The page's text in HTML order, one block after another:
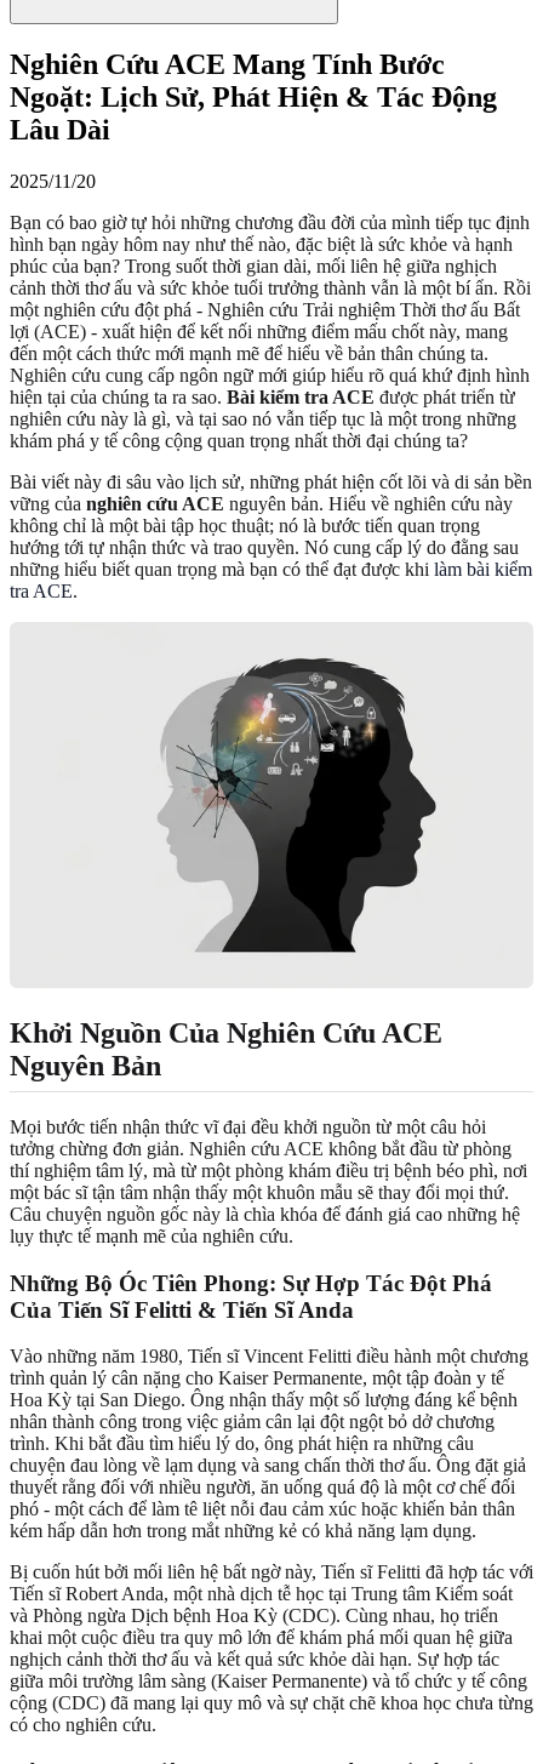
Nghiên Cứu ACE Mang Tính Bước
Ngoặt: Lịch Sử, Phát Hiện & Tác Động
Lâu Dài
2025/11/20
Bạn có bao giờ tự hỏi những chương đầu đời của mình tiếp tục định
hình bạn ngày hôm nay như thế nào, đặc biệt là sức khỏe và hạnh
phúc của bạn? Trong suốt thời gian dài, mối liên hệ giữa nghịch
cảnh thời thơ ấu và sức khỏe tuổi trưởng thành vẫn là một bí ẩn. Rồi
một nghiên cứu đột phá - Nghiên cứu Trải nghiệm Thời thơ ấu Bất
lợi (ACE) - xuất hiện để kết nối những điểm mấu chốt này, mang
đến một cách thức mới mạnh mẽ để hiểu về bản thân chúng ta.
Nghiên cứu cung cấp ngôn ngữ mới giúp hiểu rõ quá khứ định hình
hiện tại của chúng ta ra sao. Bài kiểm tra ACE được phát triển từ
nghiên cứu này là gì, và tại sao nó vẫn tiếp tục là một trong những
khám phá y tế công cộng quan trọng nhất thời đại chúng ta?
Bài viết này đi sâu vào lịch sử, những phát hiện cốt lõi và di sản bền
vững của nghiên cứu ACE nguyên bản. Hiểu về nghiên cứu này
không chỉ là một bài tập học thuật; nó là bước tiến quan trọng
hướng tới tự nhận thức và trao quyền. Nó cung cấp lý do đằng sau
những hiểu biết quan trọng mà bạn có thể đạt được khi làm bài kiểm
tra ACE.
Khởi Nguồn Của Nghiên Cứu ACE
Nguyên Bản
Mọi bước tiến nhận thức vĩ đại đều khởi nguồn từ một câu hỏi
tưởng chừng đơn giản. Nghiên cứu ACE không bắt đầu từ phòng
thí nghiệm tâm lý, mà từ một phòng khám điều trị bệnh béo phì, nơi
một bác sĩ tận tâm nhận thấy một khuôn mẫu sẽ thay đổi mọi thứ.
Câu chuyện nguồn gốc này là chìa khóa để đánh giá cao những hệ
lụy thực tế mạnh mẽ của nghiên cứu.
Những Bộ Óc Tiên Phong: Sự Hợp Tác Đột Phá
Của Tiến Sĩ Felitti & Tiến Sĩ Anda
Vào những năm 1980, Tiến sĩ Vincent Felitti điều hành một chương
trình quản lý cân nặng cho Kaiser Permanente, một tập đoàn y tế
Hoa Kỳ tại San Diego. Ông nhận thấy một số lượng đáng kể bệnh
nhân thành công trong việc giảm cân lại đột ngột bỏ dở chương
trình. Khi bắt đầu tìm hiểu lý do, ông phát hiện ra những câu
chuyện đau lòng về lạm dụng và sang chấn thời thơ ấu. Ông đặt giả
thuyết rằng đối với nhiều người, ăn uống quá độ là một cơ chế đối
phó - một cách để làm tê liệt nỗi đau cảm xúc hoặc khiến bản thân
kém hấp dẫn hơn trong mắt những kẻ có khả năng lạm dụng.
Bị cuốn hút bởi mối liên hệ bất ngờ này, Tiến sĩ Felitti đã hợp tác với
Tiến sĩ Robert Anda, một nhà dịch tễ học tại Trung tâm Kiểm soát
và Phòng ngừa Dịch bệnh Hoa Kỳ (CDC). Cùng nhau, họ triển
khai một cuộc điều tra quy mô lớn để khám phá mối quan hệ giữa
nghịch cảnh thời thơ ấu và kết quả sức khỏe dài hạn. Sự hợp tác
giữa môi trường lâm sàng (Kaiser Permanente) và tổ chức y tế công
cộng (CDC) đã mang lại quy mô và sự chặt chẽ khoa học chưa từng
có cho nghiên cứu.